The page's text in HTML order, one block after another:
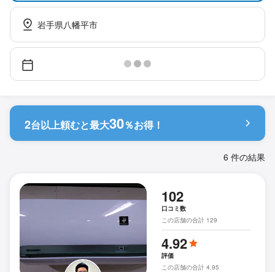
岩手県八幡平市
2台以上頼むと最大30％お得！
6 件の結果
102
口コミ数
この店舗の合計 129
4.92
評価
この店舗の合計 4.95